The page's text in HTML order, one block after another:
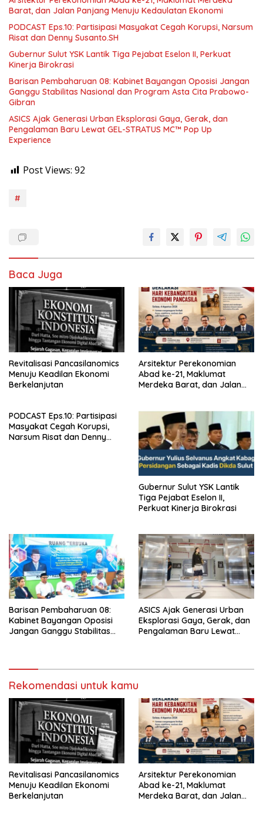
Barat, dan Jalan Panjang Menuju Kedaulatan Ekonomi
PODCAST Eps.10: Partisipasi Masyakat Cegah Korupsi, Narsum
Risat dan Denny Susanto.SH
Gubernur Sulut YSK Lantik Tiga Pejabat Eselon II, Perkuat
Kinerja Birokrasi
Barisan Pembaharuan 08: Kabinet Bayangan Oposisi Jangan
Ganggu Stabilitas Nasional dan Program Asta Cita Prabowo-
Gibran
ASICS Ajak Generasi Urban Eksplorasi Gaya, Gerak, dan
Pengalaman Baru Lewat GEL-STRATUS MC™ Pop Up
Experience
Post Views: 92
#
Baca Juga
Revitalisasi Pancasilanomics
Menuju Keadilan Ekonomi
Berkelanjutan
Arsitektur Perekonomian
Abad ke-21, Maklumat
Merdeka Barat, dan Jalan
PODCAST Eps.10: Partisipasi
Masyakat Cegah Korupsi,
Narsum Risat dan Denny
Gubernur Sulut YSK Lantik
Tiga Pejabat Eselon II,
Perkuat Kinerja Birokrasi
Barisan Pembaharuan 08:
Kabinet Bayangan Oposisi
Jangan Ganggu Stabilitas
ASICS Ajak Generasi Urban
Eksplorasi Gaya, Gerak, dan
Pengalaman Baru Lewat
Rekomendasi untuk kamu
Revitalisasi Pancasilanomics
Menuju Keadilan Ekonomi
Berkelanjutan
Arsitektur Perekonomian
Abad ke-21, Maklumat
Merdeka Barat, dan Jalan